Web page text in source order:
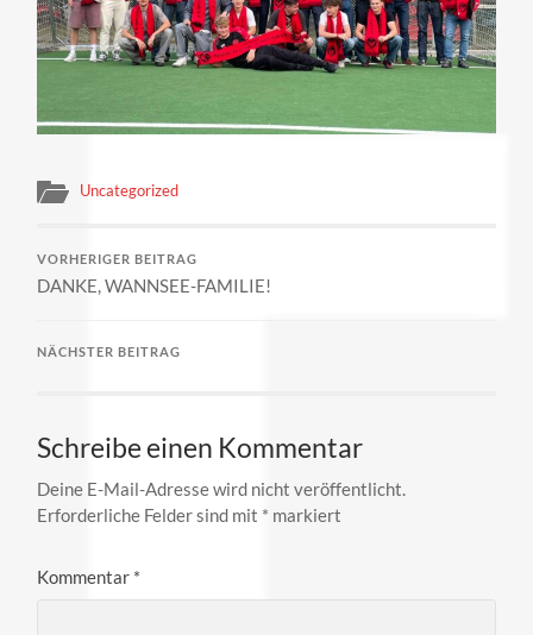
Uncategorized
VORHERIGER BEITRAG
DANKE, WANNSEE-FAMILIE!
NÄCHSTER BEITRAG
Schreibe einen Kommentar
Deine E-Mail-Adresse wird nicht veröffentlicht.
Erforderliche Felder sind mit * markiert
Kommentar *